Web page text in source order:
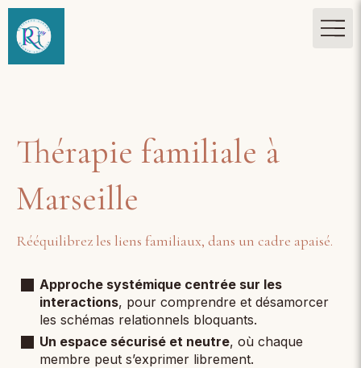
Thérapie familiale à
Marseille
Rééquilibrez les liens familiaux, dans un cadre apaisé.
Approche systémique centrée sur les
interactions, pour comprendre et désamorcer
les schémas relationnels bloquants.
Un espace sécurisé et neutre, où chaque
membre peut s’exprimer librement.